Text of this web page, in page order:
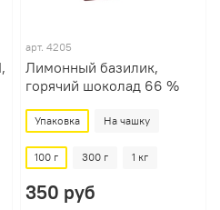
арт. 4205
Лимонный базилик,
горячий шоколад 66 %
Упаковка На чашку
100 г 300 г 1 кг
350 руб